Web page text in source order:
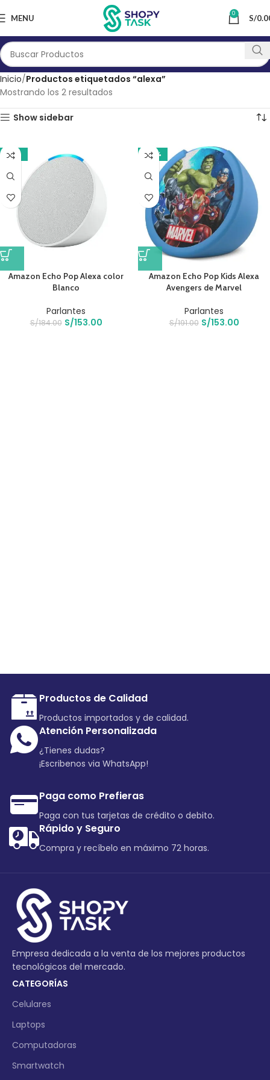
MENU 0 S/
Inicio Productos etiquetados “alexa”
Mostrando los 2 resultados
Show sidebar
-17%
Amazon Echo Pop Alexa color
Blanco
Parlantes
S/184.00 S/153.00
-20%
Amazon Echo Pop Kids Alexa
Avengers de Marvel
Parlantes
S/191.00 S/153.00
Productos de Calidad
Productos importados y de calidad.
Atención Personalizada
¿Tienes dudas?
¡Escribenos via WhatsApp!
Paga como Prefieras
Paga con tus tarjetas de crédito o debito.
Rápido y Seguro
Compra y recíbelo en máximo 72 horas.
Empresa dedicada a la venta de los mejores productos
tecnológicos del mercado.
CATEGORÍAS
Celulares
Laptops
Computadoras
Smartwatch